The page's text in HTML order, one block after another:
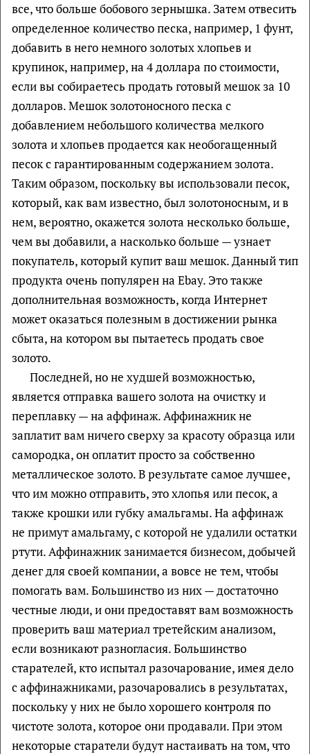
все, что больше бобового зернышка. Затем отвесить
определенное количество песка, например, 1 фунт,
добавить в него немного золотых хлопьев и
крупинок, например, на 4 доллара по стоимости,
если вы собираетесь продать готовый мешок за 10
долларов. Мешок золотоносного песка с
добавлением небольшого количества мелкого
золота и хлопьев продается как необогащенный
песок с гарантированным содержанием золота.
Таким образом, поскольку вы использовали песок,
который, как вам известно, был золотоносным, и в
нем, вероятно, окажется золота несколько больше,
чем вы добавили, а насколько больше — узнает
покупатель, который купит ваш мешок. Данный тип
продукта очень популярен на Ebay. Это также
дополнительная возможность, когда Интернет
может оказаться полезным в достижении рынка
сбыта, на котором вы пытаетесь продать свое
золото.
Последней, но не худшей возможностью,
является отправка вашего золота на очистку и
переплавку — на аффинаж. Аффинажник не
заплатит вам ничего сверху за красоту образца или
самородка, он оплатит просто за собственно
металлическое золото. В результате самое лучшее,
что им можно отправить, это хлопья или песок, а
также крошки или губку амальгамы. На аффинаж
не примут амальгаму, с которой не удалили остатки
ртути. Аффинажник занимается бизнесом, добычей
денег для своей компании, а вовсе не тем, чтобы
помогать вам. Большинство из них — достаточно
честные люди, и они предоставят вам возможность
проверить ваш материал третейским анализом,
если возникают разногласия. Большинство
старателей, кто испытал разочарование, имея дело
с аффинажниками, разочаровались в результатах,
поскольку у них не было хорошего контроля по
чистоте золота, которое они продавали. При этом
некоторые старатели будут настаивать на том, что